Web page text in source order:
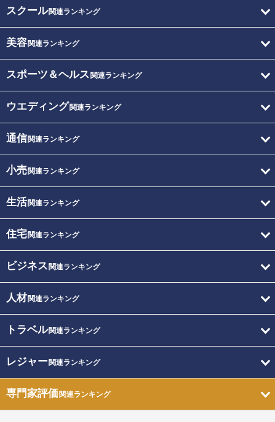
スクール関連ランキング
美容関連ランキング
スポーツ＆ヘルス 関連ランキング
ウエディング関連ランキング
通信関連ランキング
小売関連ランキング
生活関連ランキング
住宅関連ランキング
ビジネス 関連ランキング
人材関連ランキング
トラベル関連ランキング
レジャー関連ランキング
専門家評価関連ランキング